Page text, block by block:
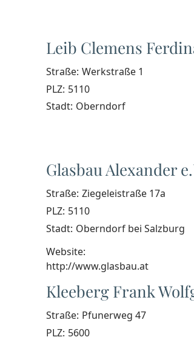
Leib Clemens
Straße: Werkstraße 1
PLZ: 5110
Stadt: Oberndorf
Glasbau Alexander
Straße: Ziegeleistraße 17a
PLZ: 5110
Stadt: Oberndorf bei Salzburg
Website:
http://www.glasbau.at
Kleeberg Frank
Straße: Pfunerweg 47
PLZ: 5600